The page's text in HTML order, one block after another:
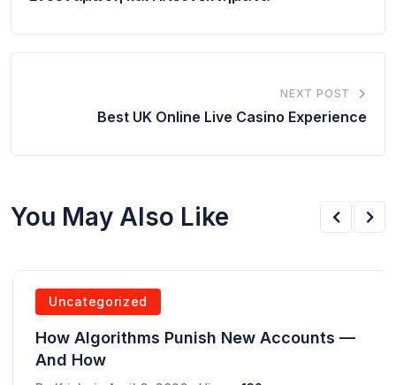
NEXT POST
Best UK Online Live Casino Experience
You May Also Like
Uncategorized
How Algorithms Punish New Accounts —
And How